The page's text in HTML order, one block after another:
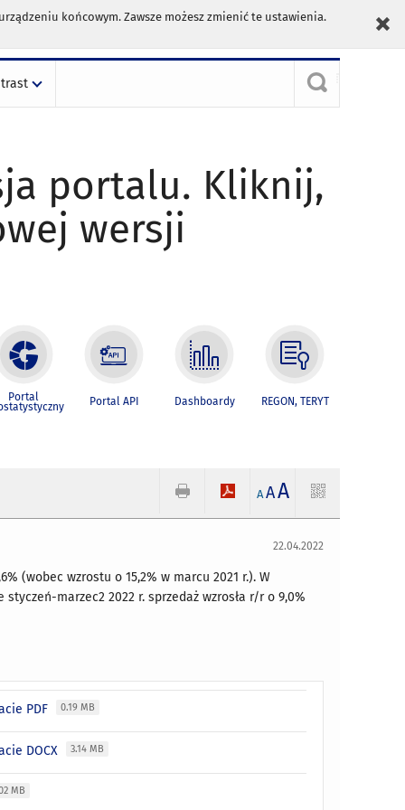
końcowym. Zawsze możesz zmienić te ustawienia.
portalu. Kliknij,
wersji
Portal Portal API Dashboardy REGON, TERYT
A AA
22.04.2022
(wobec wzrostu o 15,2% w marcu 2021 r.). W
marzec2 2022 r. sprzedaż wzrosła r/r o 9,0%
PDF 0.19 MB
DOCX 3.14 MB
MB